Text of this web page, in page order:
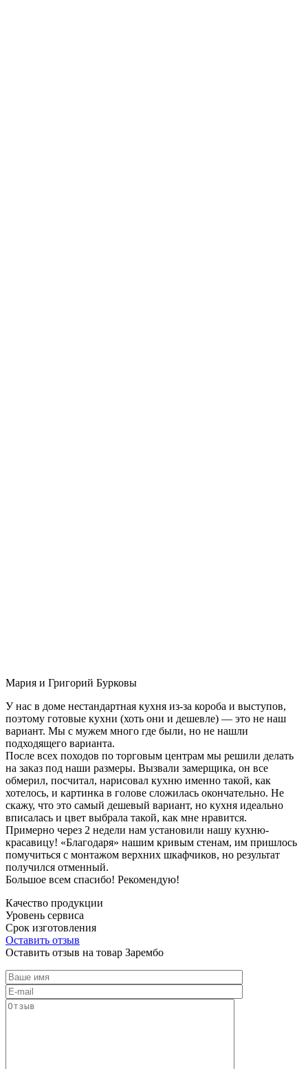
Мария и Григорий Бурковы
У нас в доме нестандартная кухня из-за короба и выступов,
поэтому готовые кухни (хоть они и дешевле) — это не наш
вариант. Мы с мужем много где были, но не нашли
подходящего варианта.
После всех походов по торговым центрам мы решили делать
на заказ под наши размеры. Вызвали замерщика, он все
обмерил, посчитал, нарисовал кухню именно такой, как
хотелось, и картинка в голове сложилась окончательно. Не
скажу, что это самый дешевый вариант, но кухня идеально
вписалась и цвет выбрала такой, как мне нравится.
Примерно через 2 недели нам установили нашу кухню-
красавицу! «Благодаря» нашим кривым стенам, им пришлось
помучиться с монтажом верхних шкафчиков, но результат
получился отменный.
Большое всем спасибо! Рекомендую!
Качество продукции
Уровень сервиса
Срок изготовления
Оставить отзыв
Оставить отзыв на товар Зарембо